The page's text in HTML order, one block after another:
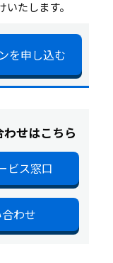
たします。
を申し込む
せはこちら
ビス窓口
わせ